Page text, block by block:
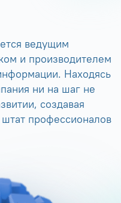
ведущим
и производителем
Находясь
ни на шаг не
создавая
профессионалов